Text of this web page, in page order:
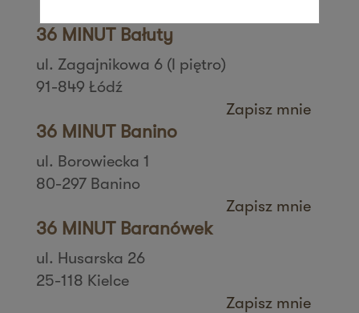
36 MINUT Bałuty
ul. Zagajnikowa 6 (I piętro)
91-849 Łódź
Zapisz mnie
36 MINUT Banino
ul. Borowiecka 1
80-297 Banino
Zapisz mnie
36 MINUT Baranówek
ul. Husarska 26
25-118 Kielce
Zapisz mnie